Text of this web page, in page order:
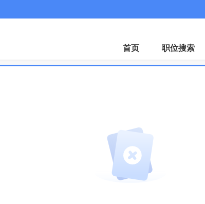
招聘会
首页 职位搜索